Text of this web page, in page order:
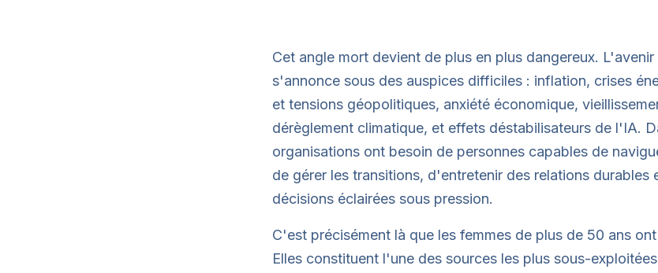
Cet angle mort devient de plus en plus dangereux. L'avenir
s'annonce sous des auspices difficiles : inflation, crises
et tensions géopolitiques, anxiété économique,
dérèglement climatique, et effets déstabilisateurs de l'IA.
organisations ont besoin de personnes capables de
de gérer les transitions, d'entretenir des relations durables
décisions éclairées sous pression.
C'est précisément là que les femmes de plus de 50 ans
Elles constituent l'une des sources les plus sous-